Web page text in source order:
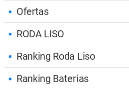
Ofertas
RODA LISO
Ranking Roda Liso
Ranking Baterias